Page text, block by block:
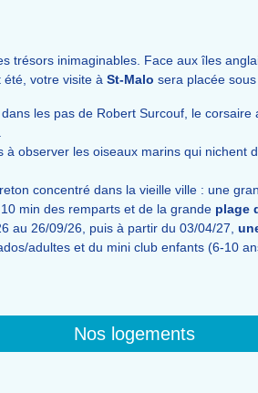
trésors inimaginables. Face aux îles
votre visite à St-Malo sera placée
les pas de Robert Surcouf, le
à observer les oiseaux marins qui nichent
concentré dans la vieille ville : une
min des remparts et de la grande plage
au 26/09/26, puis à partir du 03/04/27,
adultes et du mini club enfants (6-10
Nos logements